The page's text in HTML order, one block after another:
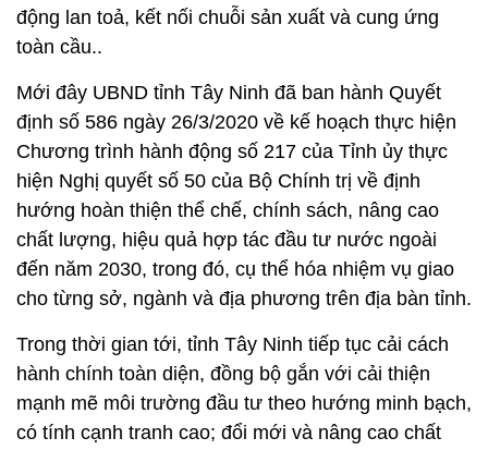
động lan toả, kết nối chuỗi sản xuất và cung ứng
toàn cầu..
Mới đây UBND tỉnh Tây Ninh đã ban hành Quyết
định số 586 ngày 26/3/2020 về kế hoạch thực hiện
Chương trình hành động số 217 của Tỉnh ủy thực
hiện Nghị quyết số 50 của Bộ Chính trị về định
hướng hoàn thiện thể chế, chính sách, nâng cao
chất lượng, hiệu quả hợp tác đầu tư nước ngoài
đến năm 2030, trong đó, cụ thể hóa nhiệm vụ giao
cho từng sở, ngành và địa phương trên địa bàn tỉnh.
Trong thời gian tới, tỉnh Tây Ninh tiếp tục cải cách
hành chính toàn diện, đồng bộ gắn với cải thiện
mạnh mẽ môi trường đầu tư theo hướng minh bạch,
có tính cạnh tranh cao; đổi mới và nâng cao chất